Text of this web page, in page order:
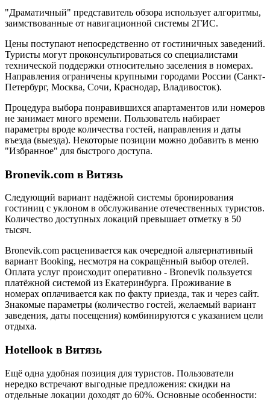
"Драматичный" представитель обзора использует алгоритмы,
заимствованные от навигационной системы 2ГИС.
Цены поступают непосредственно от гостиничных заведений.
Туристы могут проконсультироваться со специалистами
технической поддержки относительно заселения в номерах.
Направления ограничены крупными городами России (Санкт-
Петербург, Москва, Сочи, Краснодар, Владивосток).
Процедура выбора понравившихся апартаментов или номеров
не занимает много времени. Пользователь набирает
параметры вроде количества гостей, направления и даты
въезда (выезда). Некоторые позиции можно добавить в меню
"Избранное" для быстрого доступа.
Bronevik.com в Витязь
Следующий вариант надёжной системы бронирования
гостиниц с уклоном в обслуживание отечественных туристов.
Количество доступных локаций превышает отметку в 50
тысяч.
Bronevik.com расценивается как очередной альтернативный
вариант Booking, несмотря на сокращённый выбор отелей.
Оплата услуг происходит оперативно - Bronevik пользуется
платёжной системой из Екатеринбурга. Проживание в
номерах оплачивается как по факту приезда, так и через сайт.
Знакомые параметры (количество гостей, желаемый вариант
заведения, даты посещения) комбинируются с указанием цели
отдыха.
Hotellook в Витязь
Ещё одна удобная позиция для туристов. Пользователи
нередко встречают выгодные предложения: скидки на
отдельные локации доходят до 60%. Основные особенности: